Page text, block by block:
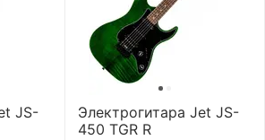
JS-
Электрогитара Jet JS-
450 TGR R